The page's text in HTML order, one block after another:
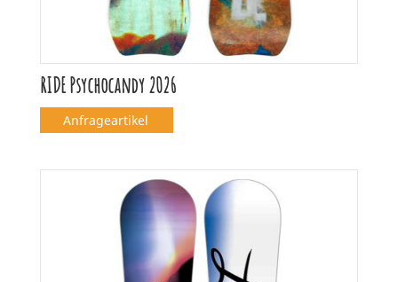
RIDE Psychocandy 2026
Anfrageartikel